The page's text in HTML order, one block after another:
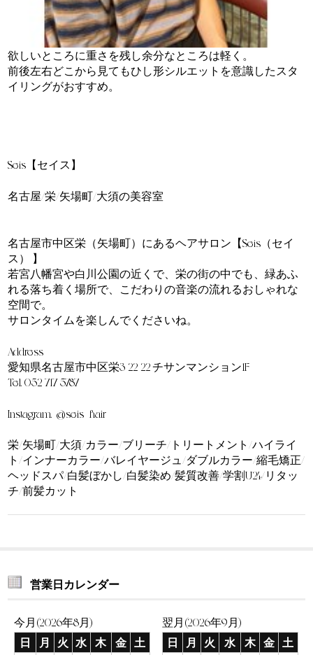
欲しいところに重さを残し余分なところは軽く。
前後左右どこから見てもひし形シルエットを意識したスタ
イリングがおすすめ。
Seis【セイス】
名古屋/栄/矢場町/大須の美容室
名古屋市中区栄（矢場町）にあるヘアサロン【Seis（セイ
ス） 】
若宮八幡宮や白川公園の近くで、栄の街の中でも、緑あふ
れる落ち着く場所で、こだわりの音楽の流れるおしゃれな
空間で。
サロンタイムを楽しんでくださいね。
Address
愛知県名古屋市中区栄3-22-22 チサンマンション1F
Tel. 052-717-5787
Instagram. @seis_hair
栄/矢場町/大須/カラー/ブリーチ/トリートメント/ハイライ
ト/インナーカラー/バレイヤージュ/ダブルカラー/縮毛矯正/
ヘッドスパ/白髪ぼかし/白髪染め/髪質改善/学割U24/リタッ
チ/前髪カット
営業日カレンダー
今月(2026年8月)
日
月 火 水 木 金 土
翌月(2026年9月)
日
月 火 水 木 金 土